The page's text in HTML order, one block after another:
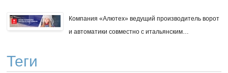
Компания «Алютех» ведущий производитель ворот
и автоматики совместно с итальянским…
Теги